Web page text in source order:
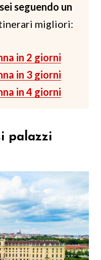
seguendo un
migliori:
in 2 giorni
in 3 giorni
in 4 giorni
palazzi